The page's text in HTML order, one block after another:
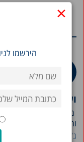
×
הירשמו
ועדות ערר על
מערך ועדות הערר על
והביטחון...
ג’וני גל